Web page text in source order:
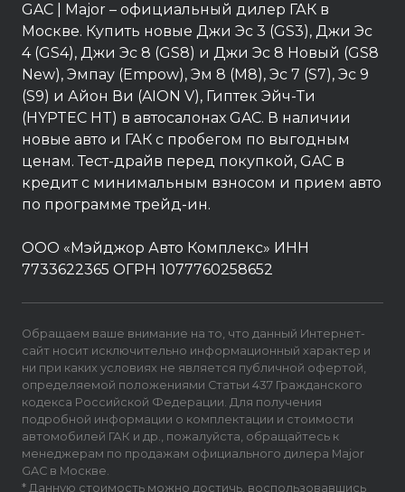
GAC | Major – официальный дилер ГАК в
Москве. Купить новые Джи Эс 3 (GS3), Джи Эс
4 (GS4), Джи Эс 8 (GS8) и Джи Эс 8 Новый (GS8
New), Эмпау (Empow), Эм 8 (M8), Эс 7 (S7), Эс 9
(S9) и Айон Ви (AION V), Гиптек Эйч-Ти
(HYPTEC HT) в автосалонах GAC. В наличии
новые авто и ГАК с пробегом по выгодным
ценам. Тест-драйв перед покупкой, GAC в
кредит с минимальным взносом и прием авто
по программе трейд-ин.
ООО «Мэйджор Авто Комплекс» ИНН
7733622365 ОГРН 1077760258652
Обращаем ваше внимание на то, что данный Интернет-
сайт носит исключительно информационный характер и
ни при каких условиях не является публичной офертой,
определяемой положениями Статьи 437 Гражданского
кодекса Российской Федерации. Для получения
подробной информации о комплектации и стоимости
автомобилей ГАК и др., пожалуйста, обращайтесь к
менеджерам по продажам официального дилера Major
GAC в Москве.
* Данную стоимость можно достичь, воспользовавшись